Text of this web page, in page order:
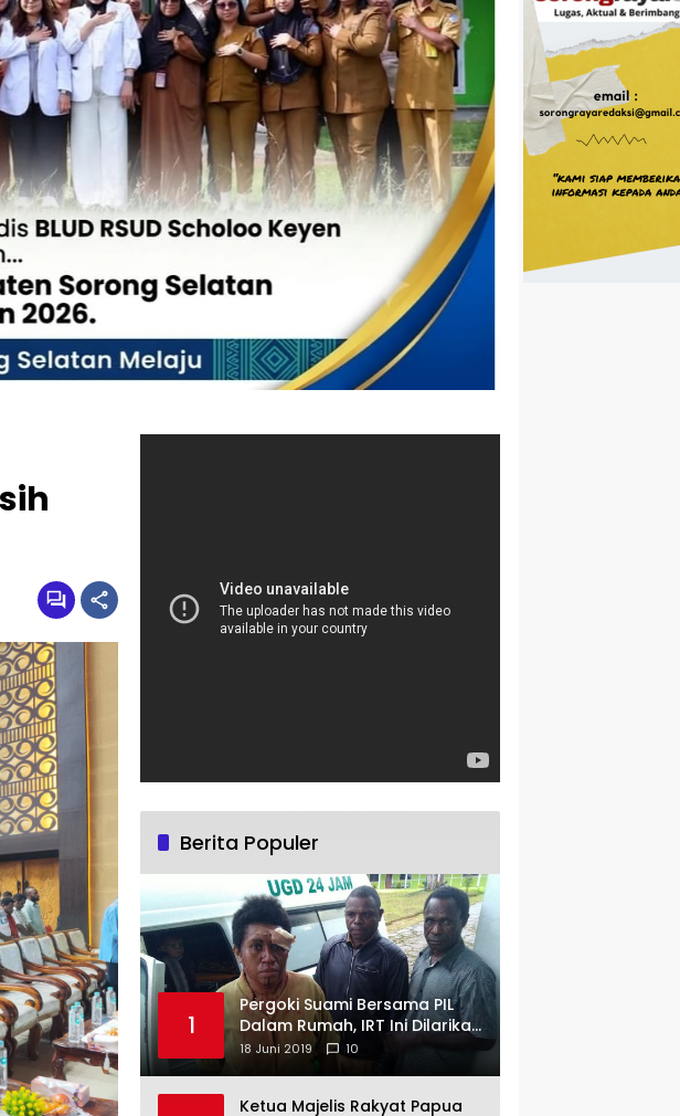
Berita Populer
1
Pergoki Suami Bersama PIL
Dalam Rumah, IRT Ini Dilarikan
ke RS
18 Juni 2019 10
Ketua Majelis Rakyat Papua